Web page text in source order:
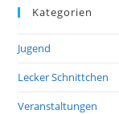
Kategorien
Jugend
Lecker Schnittchen
Veranstaltungen